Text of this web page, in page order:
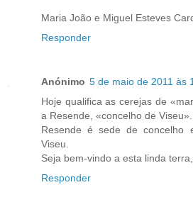
Maria João e Miguel Esteves
Responder
Anónimo 5 de maio de 2011 às
Hoje qualifica as cerejas de
a Resende, «concelho de Viseu».
Resende é sede de concelho
Viseu.
Seja bem-vindo a esta linda
Responder